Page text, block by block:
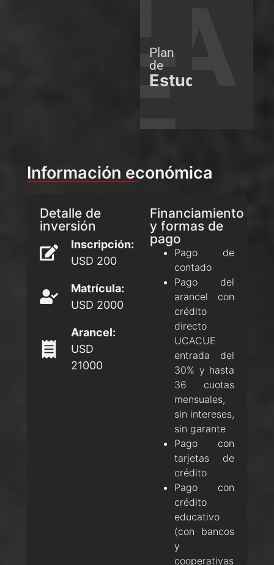
Plan
de
Estudios
Información económica
Detalle de
inversión
Inscripción:
USD 200
Matrícula:
USD 2000
Arancel:
USD
21000
Financiamiento
y formas de
pago
Pago de
contado
Pago del
arancel con
crédito
directo
UCACUE
entrada del
30% y hasta
36 cuotas
mensuales,
sin intereses,
sin garante
Pago con
tarjetas de
crédito
Pago con
crédito
educativo
(con bancos
y
cooperativas